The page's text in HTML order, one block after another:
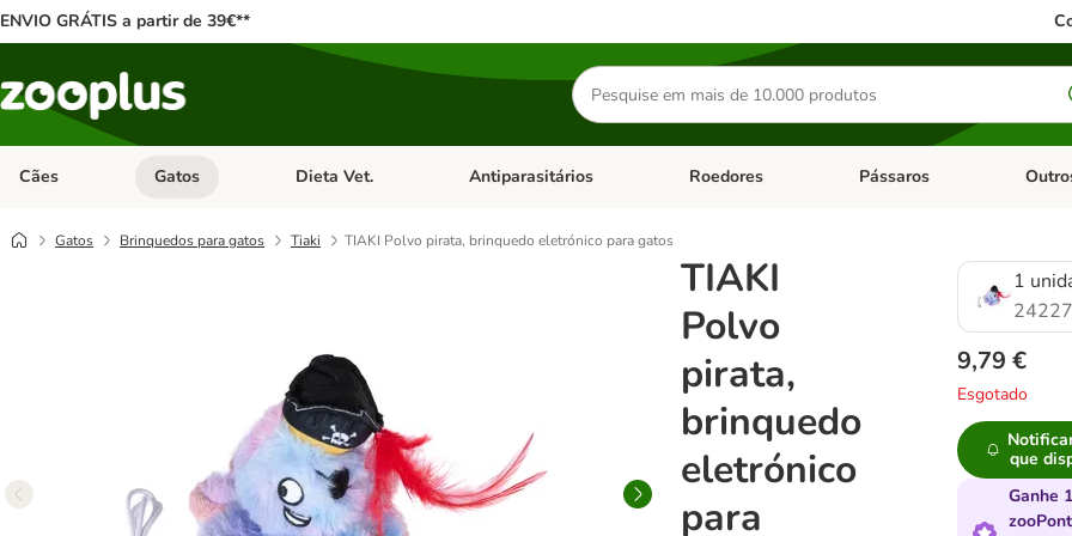
ENVIO GRÁTIS a partir de 39€**
Pesquisar
produtos
Cães Abrir menu de categoria: Cães
Gatos Abrir menu de categoria: Gatos
Dieta Vet. Abrir menu de categoria: Dieta Vet.
Antiparasitários Abrir menu de categoria: Antiparasitários
Roedores Abrir menu de categoria:
Pássaros Abrir
Gatos Brinquedos para gatos Tiaki TIAKI Polvo pirata, brinquedo eletrónico para gatos
TIAKI
Polvo
pirata,
brinquedo
eletrónico
para
1
9,79 €
Esgotado
que
Ganhe